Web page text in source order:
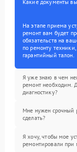
Какие документы
На этапе приема
ремонт вам будет
обязательств на
по ремонту
гарантийный талон.
Я уже знаю в чем
ремонт необходим.
диагностику?
Мне нужен срочный
сделать?
Я хочу, чтобы мое
ремонтировали при